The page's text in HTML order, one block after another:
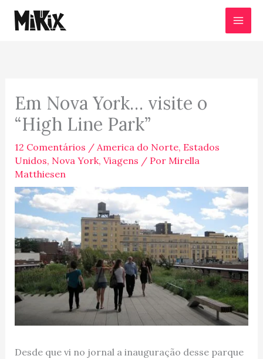
para
Em Nova York… visite o
“High Line Park”
12 Comentários / America do Norte, Estados
Unidos, Nova York, Viagens / Por Mirella
Matthiesen
Desde que vi no jornal a inauguração desse parque